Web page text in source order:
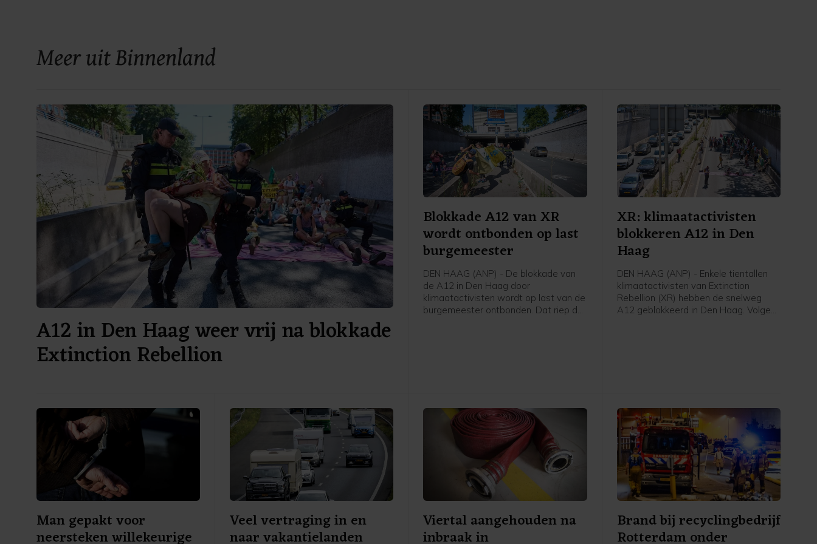
Meer uit Binnenland
A12 in Den Haag weer vrij na blokkade
Extinction Rebellion
Blokkade A12 van XR
wordt ontbonden op last
burgemeester
DEN HAAG (ANP) - De blokkade van
de A12 in Den Haag door
klimaatactivisten wordt op last van de
burgemeester ontbonden. Dat riep de
XR: klimaatactivisten
blokkeren A12 in Den
Haag
DEN HAAG (ANP) - Enkele tientallen
klimaatactivisten van Extinction
Rebellion (XR) hebben de snelweg
A12 geblokkeerd in Den Haag. Volgens
Man gepakt voor
neersteken willekeurige
Veel vertraging in en
naar vakantielanden
Viertal aangehouden na
inbraak in
Brand bij recyclingbedrijf
Rotterdam onder